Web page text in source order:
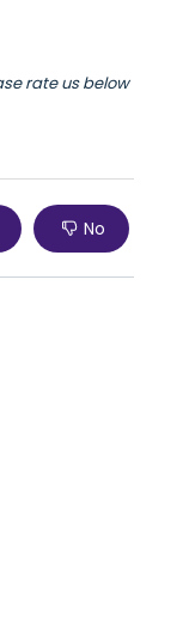
rate us below
No